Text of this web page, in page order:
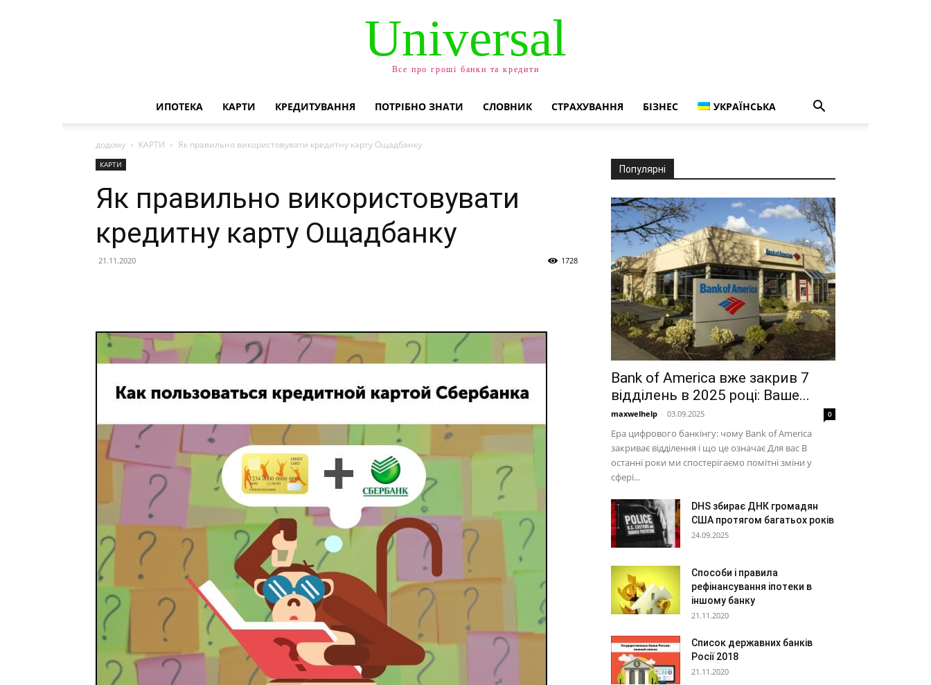
Universal
Все про гроші банки та кредити
ИПОТЕКА КАРТИ КРЕДИТУВАННЯ ПОТРІБНО ЗНАТИ СЛОВНИК СТРАХУВАННЯ БІЗНЕС УКРАЇНСЬКА
додому КАРТИ Як правильно використовувати кредитну карту Ощадбанку
КАРТИ
Як правильно використовувати
кредитну карту Ощадбанку
21.11.2020 1728
Популярні
Bank of America вже закрив 7
відділень в 2025 році: Ваше...
maxwelhelp - 03.09.2025 0
Ера цифрового банкінгу: чому Bank of America
закриває відділення і що це означає Для вас В
останні роки ми спостерігаємо помітні зміни у
сфері...
DHS збирає ДНК громадян
США протягом багатьох років
24.09.2025
Способи і правила
рефінансування іпотеки в
іншому банку
21.11.2020
Список державних банків
Росії 2018
21.11.2020